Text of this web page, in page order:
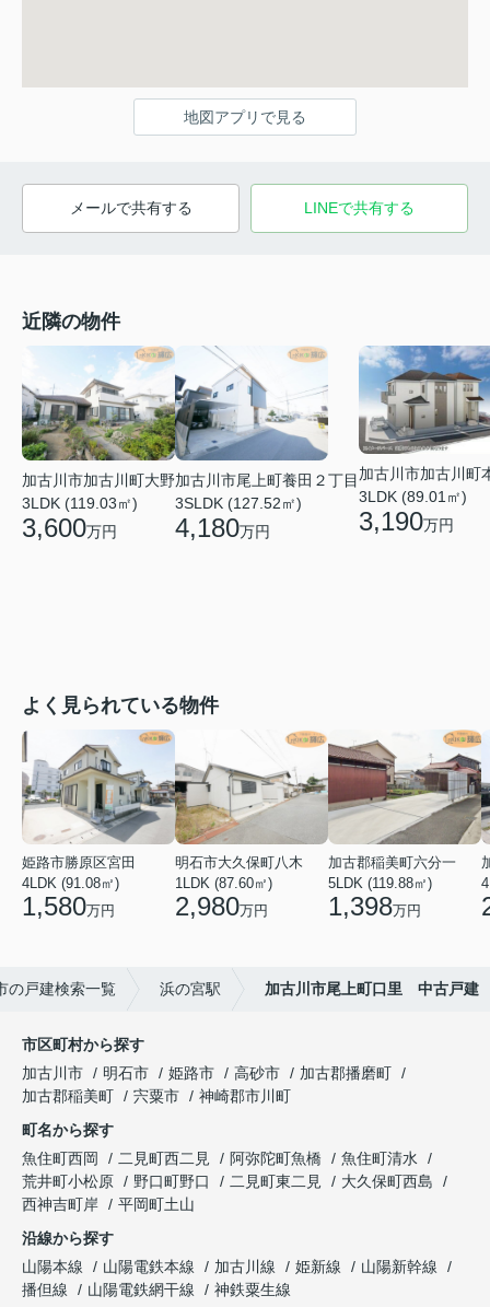
地図アプリで見る
メールで共有する LINEで共有する
近隣の物件
加古川市加古川町大野
3LDK (119.03㎡)
3,600万円
加古川市尾上町養田２丁目
3SLDK (127.52㎡)
4,180万円
加古川市加古川町
3LDK (89.01㎡)
3,190万円
よく見られている物件
姫路市勝原区宮田
4LDK (91.08㎡)
1,580万円
明石市大久保町八木
1LDK (87.60㎡)
2,980万円
加古郡稲美町六分一
5LDK (119.88㎡)
1,398万円
の戸建検索一覧 浜の宮駅 加古川市尾上町口里 中古戸建
市区町村から探す
加古川市
明石市 姫路市 高砂市
加古郡播磨町
加古郡稲美町
宍粟市
神崎郡市川町
町名から探す
魚住町西岡
二見町西二見 阿弥陀町魚橋
魚住町清水
荒井町小松原
野口町野口 二見町東二見
大久保町西島
西神吉町岸
平岡町土山
沿線から探す
山陽本線
山陽電鉄本線 加古川線 姫新線
山陽新幹線
播但線
山陽電鉄網干線
神鉄粟生線